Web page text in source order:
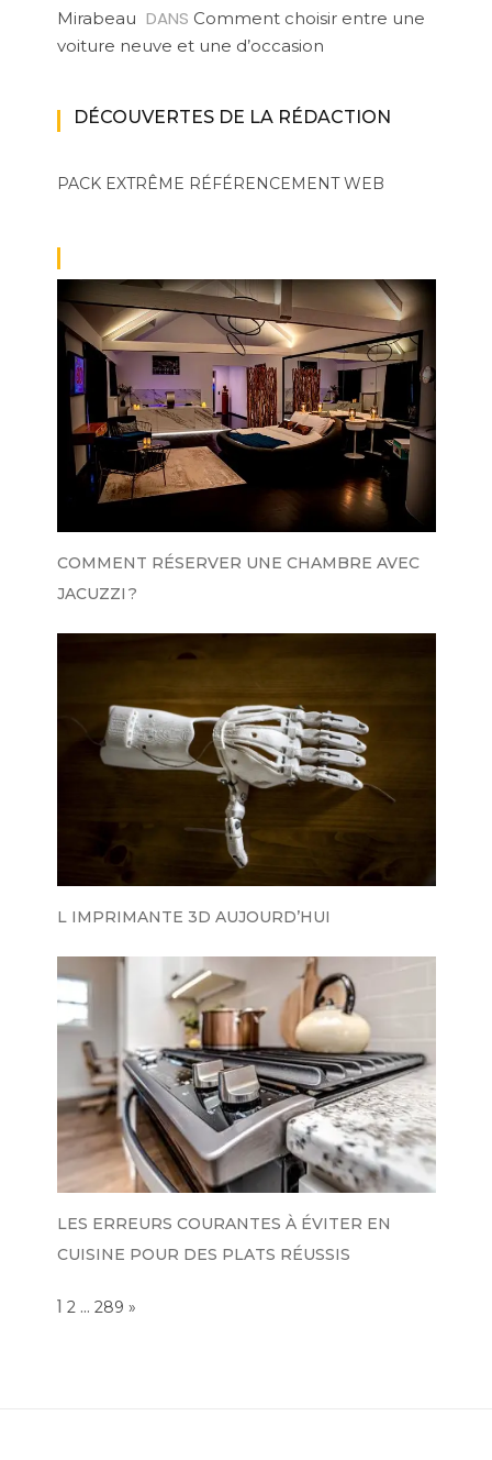
Mirabeau DANS Comment choisir entre une
voiture neuve et une d’occasion
DÉCOUVERTES DE LA RÉDACTION
PACK EXTRÊME RÉFÉRENCEMENT WEB
COMMENT RÉSERVER UNE CHAMBRE AVEC
JACUZZI ?
L IMPRIMANTE 3D AUJOURD’HUI
LES ERREURS COURANTES À ÉVITER EN
CUISINE POUR DES PLATS RÉUSSIS
Page:
1 2 … 289 NEXT
»